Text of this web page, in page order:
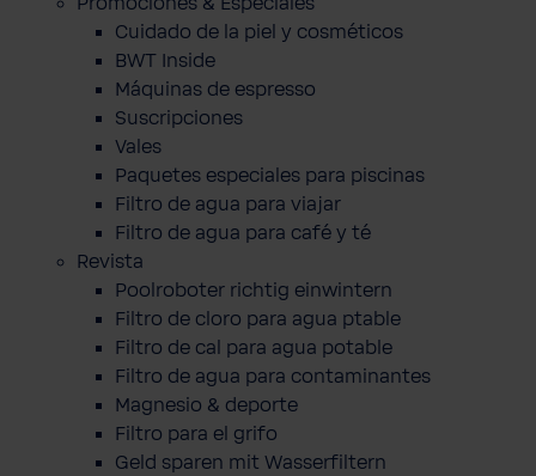
Cuidado de la piel y cosméticos
BWT Inside
Máquinas de espresso
Suscripciones
Vales
Paquetes especiales para piscinas
Filtro de agua para viajar
Filtro de agua para café y té
Revista
Poolroboter richtig einwintern
Filtro de cloro para agua ptable
Filtro de cal para agua potable
Filtro de agua para contaminantes
Magnesio & deporte
Filtro para el grifo
Geld sparen mit Wasserfiltern